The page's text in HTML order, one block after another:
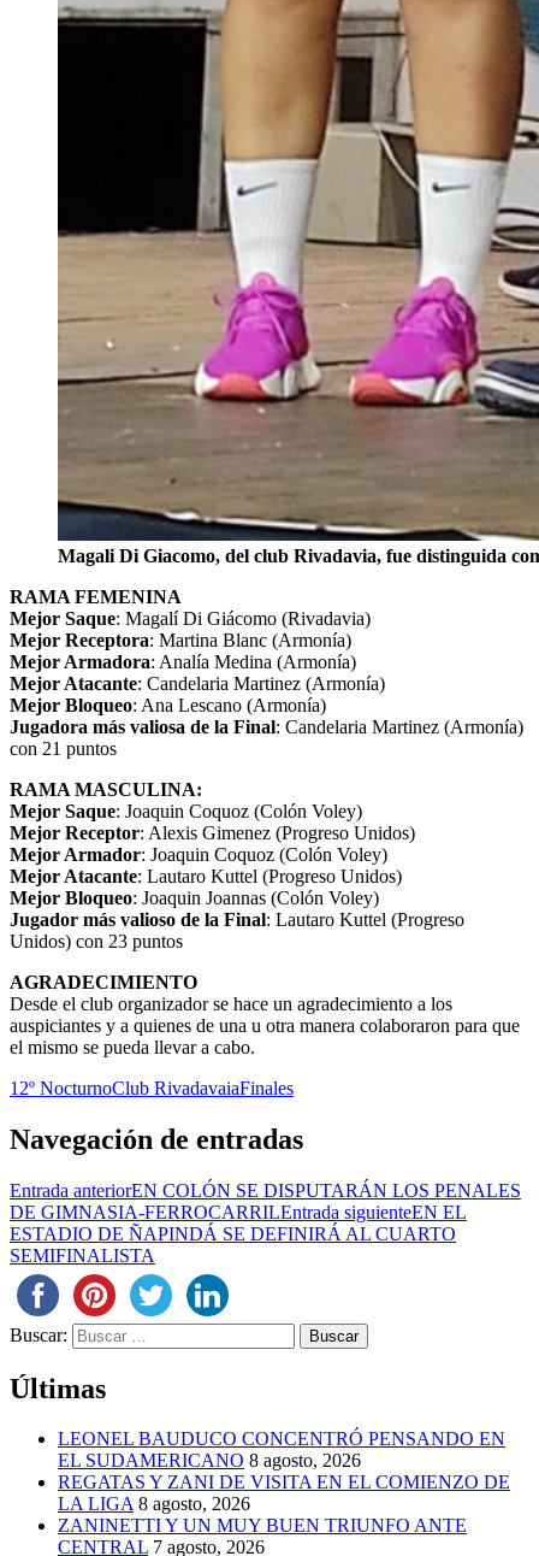
Magali Di Giacomo, del club Rivadavia, fue distinguida
RAMA FEMENINA
Mejor Saque: Magalí Di Giácomo (Rivadavia)
Mejor Receptora: Martina Blanc (Armonía)
Mejor Armadora: Analía Medina (Armonía)
Mejor Atacante: Candelaria Martinez (Armonía)
Mejor Bloqueo: Ana Lescano (Armonía)
Jugadora más valiosa de la Final: Candelaria Martinez (Armonía)
con 21 puntos
RAMA MASCULINA:
Mejor Saque: Joaquin Coquoz (Colón Voley)
Mejor Receptor: Alexis Gimenez (Progreso Unidos)
Mejor Armador: Joaquin Coquoz (Colón Voley)
Mejor Atacante: Lautaro Kuttel (Progreso Unidos)
Mejor Bloqueo: Joaquin Joannas (Colón Voley)
Jugador más valioso de la Final: Lautaro Kuttel (Progreso
Unidos) con 23 puntos
AGRADECIMIENTO
Desde el club organizador se hace un agradecimiento a los
auspiciantes y a quienes de una u otra manera colaboraron para que
el mismo se pueda llevar a cabo.
12º NocturnoClub RivadavaiaFinales
Navegación de entradas
Entrada anteriorEN COLÓN SE DISPUTARÁN LOS PENALES
DE GIMNASIA-FERROCARRILEntrada siguienteEN EL
ESTADIO DE ÑAPINDÁ SE DEFINIRÁ AL CUARTO
SEMIFINALISTA
Buscar:
Últimas
LEONEL BAUDUCO CONCENTRÓ PENSANDO EN
EL SUDAMERICANO 8 agosto, 2026
REGATAS Y ZANI DE VISITA EN EL COMIENZO DE
LA LIGA 8 agosto, 2026
ZANINETTI Y UN MUY BUEN TRIUNFO ANTE
CENTRAL 7 agosto, 2026